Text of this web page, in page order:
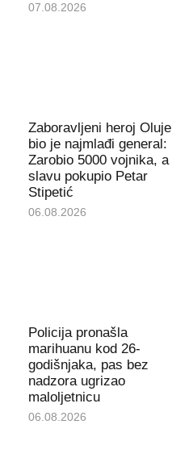
07.08.2026
Zaboravljeni heroj Oluje
bio je najmlađi general:
Zarobio 5000 vojnika, a
slavu pokupio Petar
Stipetić
06.08.2026
Policija pronašla
marihuanu kod 26-
godišnjaka, pas bez
nadzora ugrizao
maloljetnicu
06.08.2026